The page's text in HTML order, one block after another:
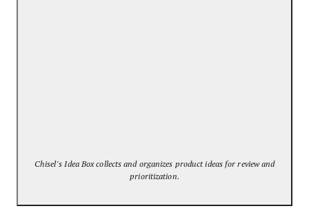
Chisel’s Idea Box collects and organizes product ideas for review and
prioritization.